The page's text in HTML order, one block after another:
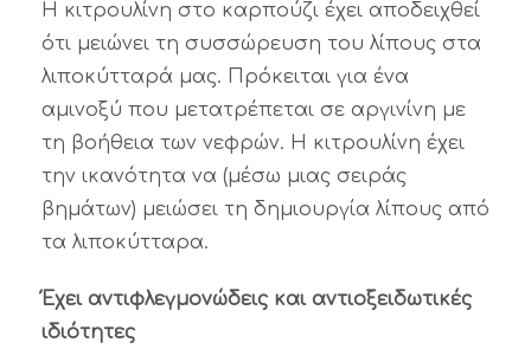
Η κιτρουλίνη στο καρπούζι έχει αποδειχθεί
ότι μειώνει τη συσσώρευση του λίπους στα
λιποκύτταρά μας. Πρόκειται για ένα
αμινοξύ που μετατρέπεται σε αργινίνη με
τη βοήθεια των νεφρών. Η κιτρουλίνη έχει
την ικανότητα να (μέσω μιας σειράς
βημάτων) μειώσει τη δημιουργία λίπους από
τα λιποκύτταρα.
Έχει αντιφλεγμονώδεις και αντιοξειδωτικές
ιδιότητες